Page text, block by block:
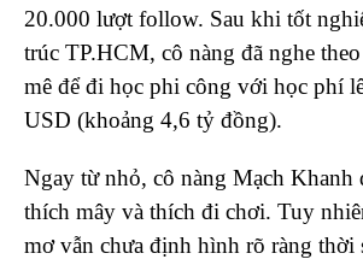
20.000 lượt follow. Sau khi tốt
trúc TP.HCM, cô nàng đã nghe
mê để đi học phi công với học phí
USD (khoảng 4,6 tỷ đồng).
Ngay từ nhỏ, cô nàng Mạch Khanh
thích mây và thích đi chơi. Tuy
mơ vẫn chưa định hình rõ ràng thời